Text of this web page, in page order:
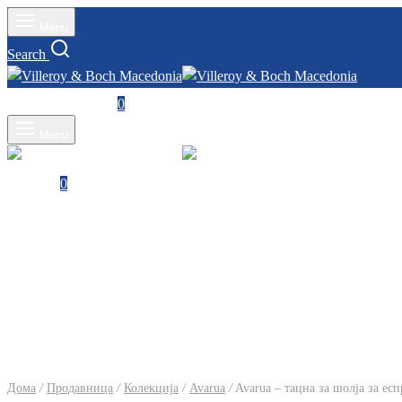
Search
0
0
Дома / Продавница / Колекција / Avarua /Avarua – тацна за шолја за